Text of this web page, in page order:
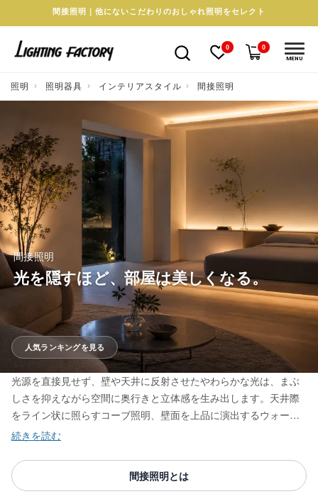
間接照明｜他にないこだわりのおしゃれ照明をセレクト
0 0
MENU
照明 照明器具 インテリアスタイル 間接照明
人気ランキングを見る
間接照明
光を隠すほど、部屋は美しくなる。
光源を直接見せず、壁や天井に反射させたやわらかな光は、まぶ
しさを抑えながら空間に奥行きと立体感を生み出します。天井際
をライン状に照らすコーブ照明、壁面を上品に演出するウォール
ライト、床から光を広げるフロアスタンドまで、リビングや寝室
の重なりを楽しみながら、夜の居心地を格上げする一灯をお選び
ください。
間接照明とは